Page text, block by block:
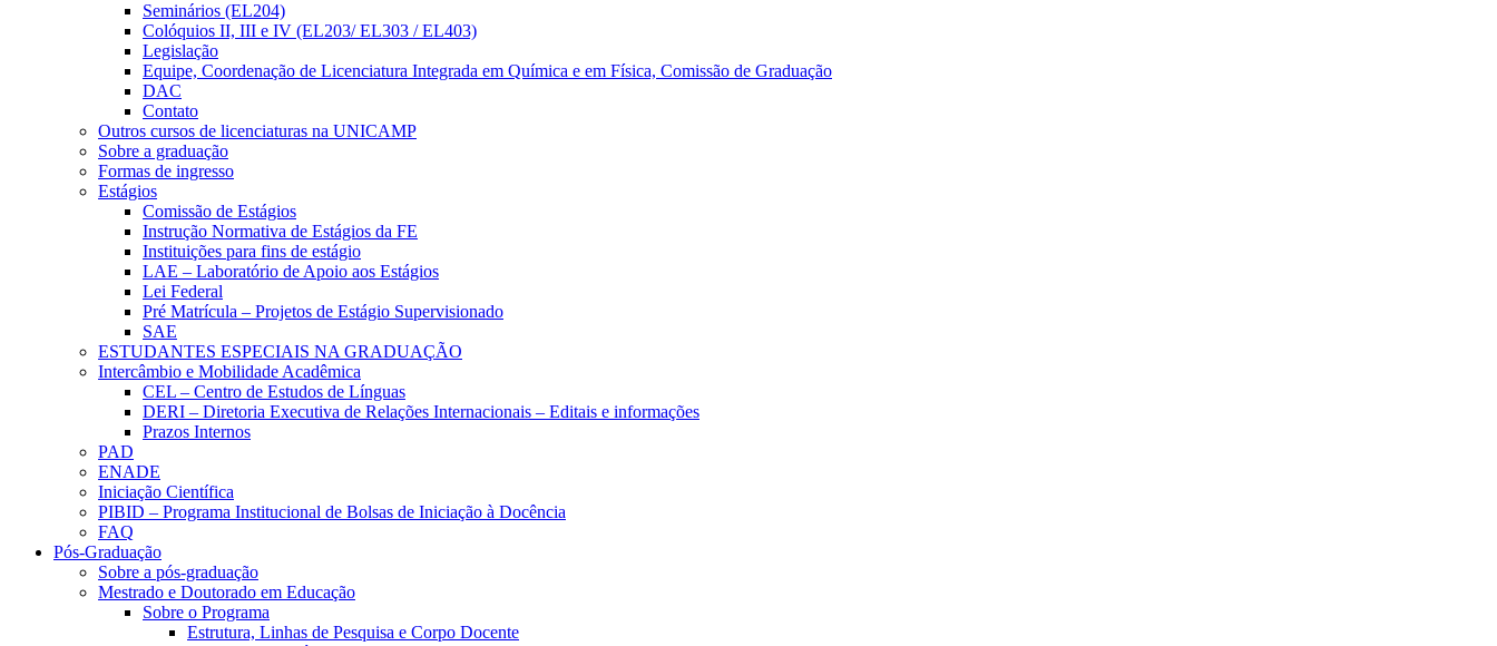
Seminários (EL204)
Colóquios II, III e IV (EL203/ EL303 / EL403)
Legislação
Equipe, Coordenação de Licenciatura Integrada em Química e em Física, Comissão de Graduação
DAC
Contato
Outros cursos de licenciaturas na UNICAMP
Sobre a graduação
Formas de ingresso
Estágios
Comissão de Estágios
Instrução Normativa de Estágios da FE
Instituições para fins de estágio
LAE – Laboratório de Apoio aos Estágios
Lei Federal
Pré Matrícula – Projetos de Estágio Supervisionado
SAE
ESTUDANTES ESPECIAIS NA GRADUAÇÃO
Intercâmbio e Mobilidade Acadêmica
CEL – Centro de Estudos de Línguas
DERI – Diretoria Executiva de Relações Internacionais – Editais e informações
Prazos Internos
PAD
ENADE
Iniciação Científica
PIBID – Programa Institucional de Bolsas de Iniciação à Docência
FAQ
Pós-Graduação
Sobre a pós-graduação
Mestrado e Doutorado em Educação
Sobre o Programa
Estrutura, Linhas de Pesquisa e Corpo Docente